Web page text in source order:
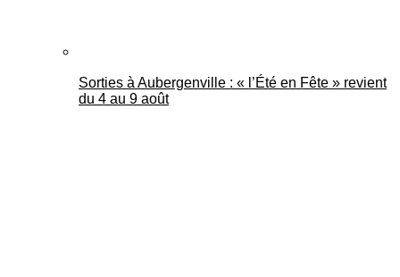
Sorties à Aubergenville : « l’Été en Fête » revient
du 4 au 9 août